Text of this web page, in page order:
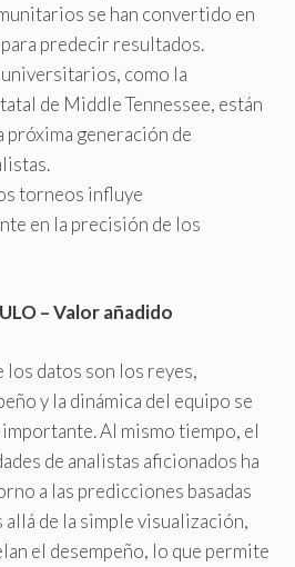
se han convertido en
predecir resultados.
como la
de Middle Tennessee, están
próxima generación de
torneos influye
en la precisión de los
– Valor añadido
los datos son los reyes,
y la dinámica del equipo se
Al mismo tiempo, el
de analistas aficionados ha
a las predicciones basadas
de la simple visualización,
el desempeño, lo que permite